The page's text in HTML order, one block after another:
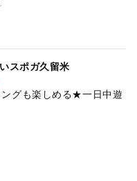
スポガ久留米
ングも楽しめる★一日中遊